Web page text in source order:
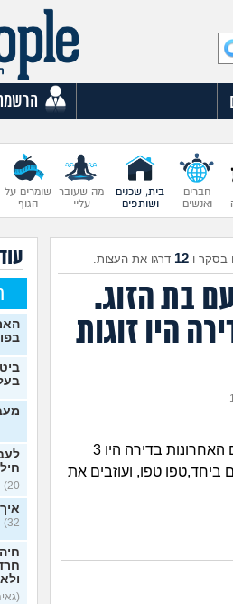
חברים
ואנשים
בית, שכנים
ושותפים
מה שעובר
עליי
שומרים על
הגוף
בסקר ו-12 דרגו את העצות.
בת הזוג.
היו זוגות
מחפש להיכנס לדירה עם בת הזוג. ב3 שנים האחרונות בדירה היו 3
ביחד,טפו טפו, ועוזבים את
20)
32)